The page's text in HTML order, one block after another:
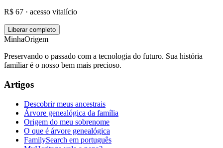
R$ 67 · acesso vitalício
Liberar completo
MinhaOrigem
Preservando o passado com a tecnologia do futuro. Sua história
familiar é o nosso bem mais precioso.
Artigos
Descobrir meus ancestrais
Árvore genealógica da família
Origem do meu sobrenome
O que é árvore genealógica
FamilySearch em português